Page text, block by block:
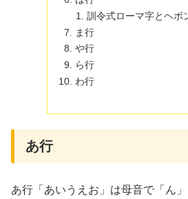
訓令式ローマ字とヘボ
ま行
や行
ら行
わ行
あ行
あ行「あいうえお」は母音で「ん